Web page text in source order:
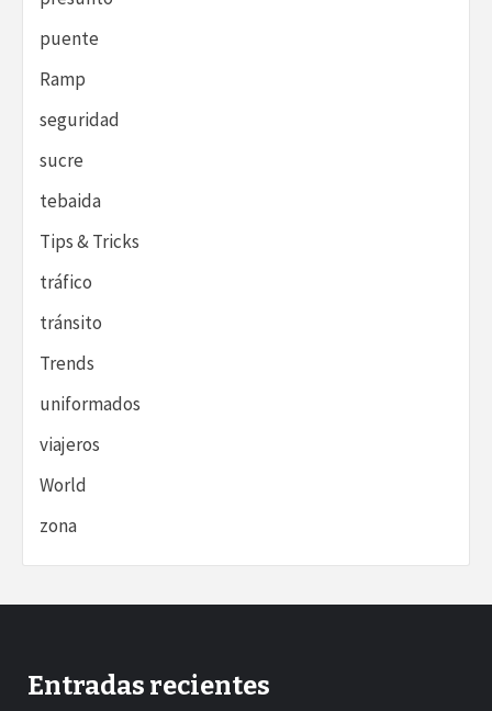
puente
Ramp
seguridad
sucre
tebaida
Tips & Tricks
tráfico
tránsito
Trends
uniformados
viajeros
World
zona
Entradas recientes